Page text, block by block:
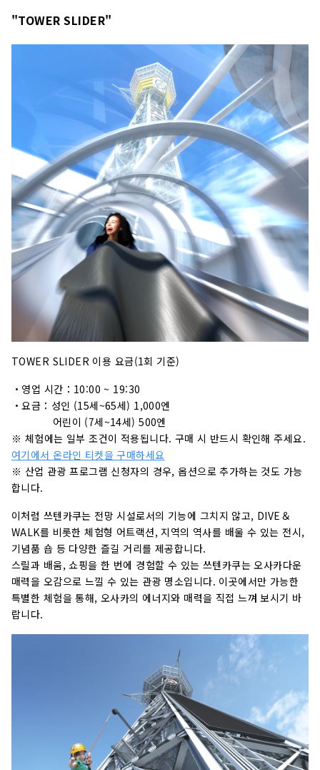
"TOWER SLIDER"
TOWER SLIDER 이용 요금(1회 기준)
・영업 시간：10:00 ~ 19:30
・요금：성인 (15세~65세) 1,000엔
어린이 (7세~14세) 500엔
※ 체험에는 일부 조건이 적용됩니다. 구매 시 반드시 확인해 주세요.
여기에서 온라인 티켓을 구매하세요
※ 산업 관광 프로그램 신청자의 경우, 옵션으로 추가하는 것도 가능
합니다.
이처럼 쓰텐카쿠는 전망 시설로서의 기능에 그치지 않고, DIVE＆
WALK를 비롯한 체험형 어트랙션, 지역의 역사를 배울 수 있는 전시,
기념품 숍 등 다양한 즐길 거리를 제공합니다.
스릴과 배움, 쇼핑을 한 번에 경험할 수 있는 쓰텐카쿠는 오사카다운
매력을 오감으로 느낄 수 있는 관광 명소입니다. 이곳에서만 가능한
특별한 체험을 통해, 오사카의 에너지와 매력을 직접 느껴 보시기 바
랍니다.